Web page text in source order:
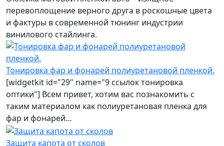
перевоплощение верного друга в роскошные цвета
и фактуры в современной тюнинг индустрии
винилового стайлинга.
Тонировка фар и фонарей полиуретановой пленкой.
[widgetkit id="29" name="9 ссылок тонировка
оптики"] Всем привет, хотим вас познакомить с
таким материалом как полиуретановая пленка для
фар и фонарей…
Защита капота от сколов